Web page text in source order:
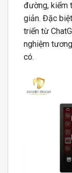
đường, kiểm
giản. Đặc
triển từ
nghiệm
có.